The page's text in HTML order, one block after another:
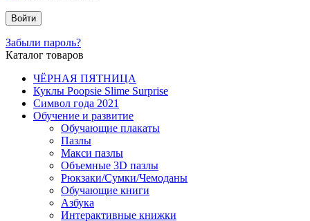
Забыли пароль?
Каталог товаров
ЧЁРНАЯ ПЯТНИЦА
Куклы Poopsie Slime Surprise
Символ года 2021
Обучение и развитие
Обучающие плакаты
Пазлы
Макси пазлы
Объемные 3D пазлы
Рюкзаки/Сумки/Чемоданы
Обучающие книги
Азбука
Интерактивные книжки